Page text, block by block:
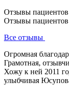
Отзывы пациентов
Отзывы пациентов
Все отзывы
Огромная
Грамотная,
Хожу к ней 2011
улыбчивая